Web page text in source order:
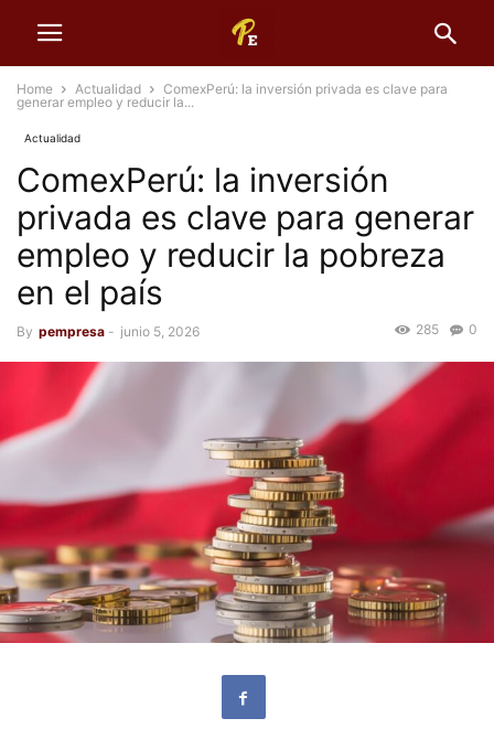
Home Actualidad
ComexPerú: la inversión privada es clave para
generar empleo y reducir la...
Actualidad
ComexPerú: la inversión
privada es clave para generar
empleo y reducir la pobreza
en el país
By pempresa - junio 5, 2026 0
285